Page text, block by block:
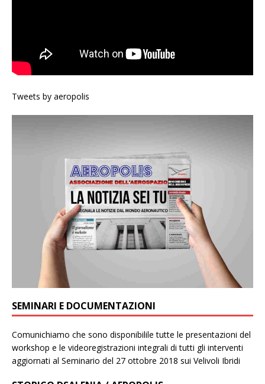
Tweets by aeropolis
SEMINARI E DOCUMENTAZIONI
Comunichiamo che sono disponibilile tutte le presentazioni del
workshop e le videoregistrazioni integrali di tutti gli interventi
aggiornati al Seminario del 27 ottobre 2018 sui Velivoli Ibridi